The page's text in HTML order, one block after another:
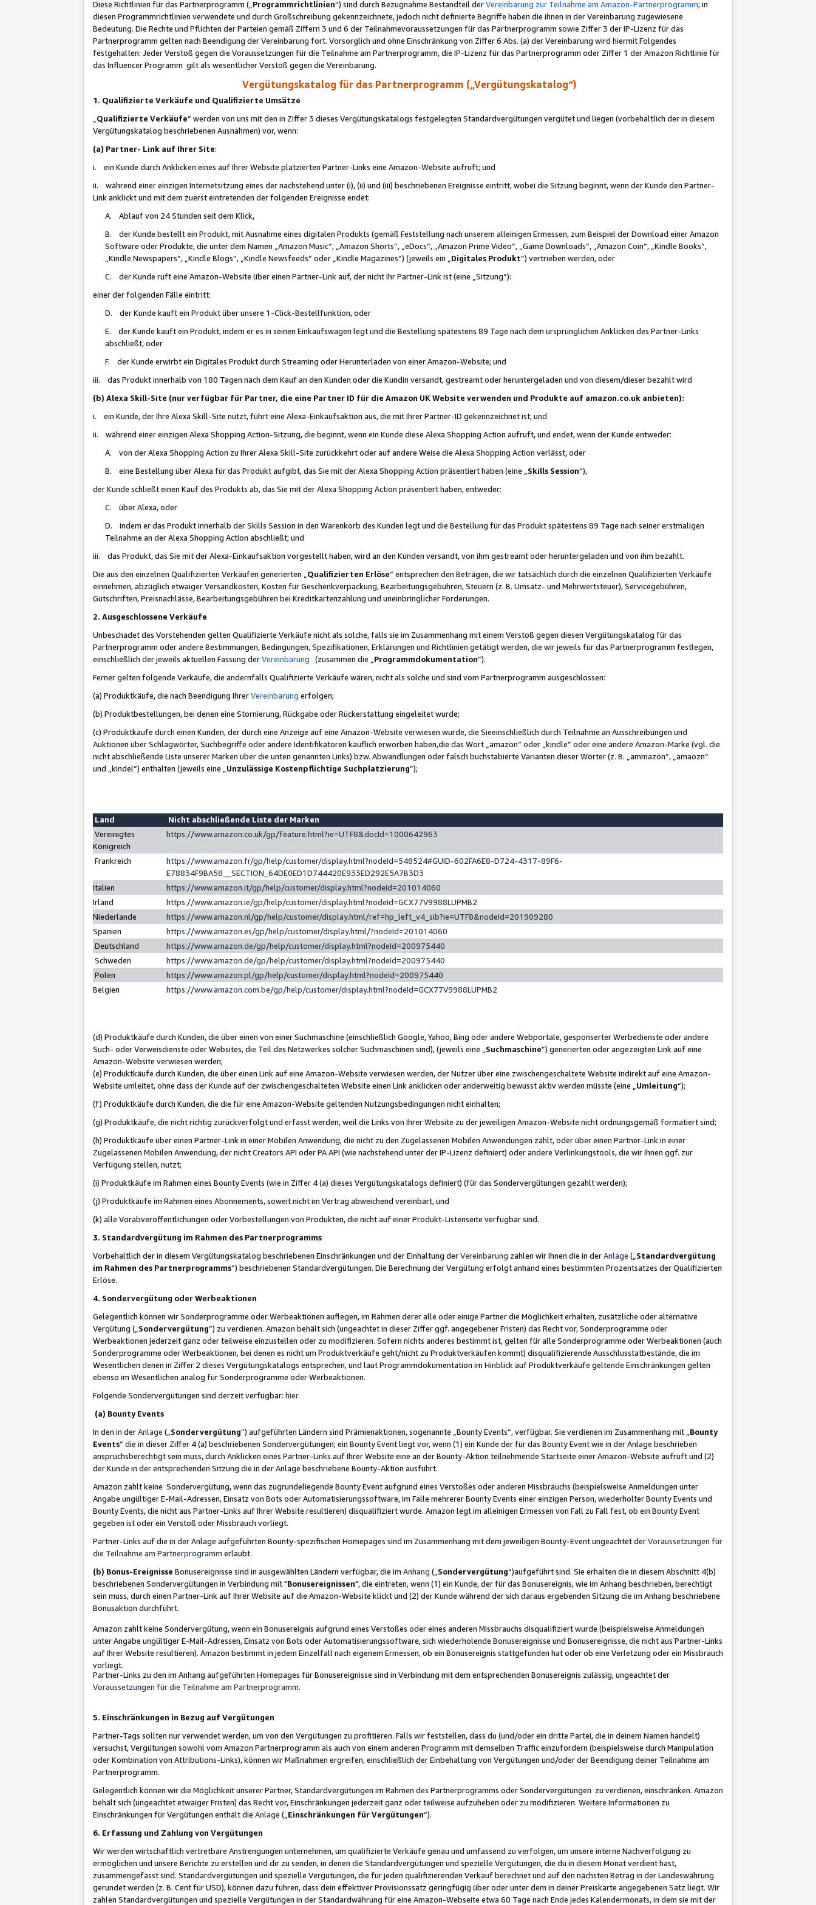
Diese Richtlinien für das Partnerprogramm („Programmrichtlinien“) sind durch Bezugnahme Bestandteil derVereinbarung zur Teilnahme am Amazon-Partnerprogramm; in
diesen Programmrichtlinien verwendete und durch Großschreibung gekennzeichnete, jedoch nicht definierte Begriffe haben die ihnen in der Vereinbarung zugewiesene
Bedeutung. Die Rechte und Pflichten der Parteien gemäß Ziffern 3 und 6 der Teilnahmevoraussetzungen für das Partnerprogramm sowie Ziffer 3 der IP-Lizenz für das
Partnerprogramm gelten nach Beendigung der Vereinbarung fort. Vorsorglich und ohne Einschränkung von Ziffer 6 Abs. (a) der Vereinbarung wird hiermit Folgendes
festgehalten: Jeder Verstoß gegen die Voraussetzungen für die Teilnahme am Partnerprogramm, die IP-Lizenz für das Partnerprogramm oder Ziffer 1 der Amazon Richtlinie für
das Influencer Programm gilt als wesentlicher Verstoß gegen die Vereinbarung.
Vergütungskatalog für das Partnerprogramm („Vergütungskatalog“)
1. Qualifizierte Verkäufe und Qualifizierte Umsätze
Qualifizierte Verkäufe“ werden von uns mit den in Ziffer 3 dieses Vergütungskatalogs festgelegten Standardvergütungen vergütet und liegen (vorbehaltlich der in diesem
Vergütungskatalog beschriebenen Ausnahmen) vor, wenn:
(a) Partner- Link auf Ihrer Site:
i. ein Kunde durch Anklicken eines auf Ihrer Website platzierten Partner-Links eine Amazon-Website aufruft; und
ii. während einer einzigen Internetsitzung eines der nachstehend unter (i), (ii) und (iii) beschriebenen Ereignisse eintritt, wobei die Sitzung beginnt, wenn der Kunde den Partner-
Link anklickt und mit dem zuerst eintretenden der folgenden Ereignisse endet:
A. Ablauf von 24 Stunden seit dem Klick,
B. der Kunde bestellt ein Produkt, mit Ausnahme eines digitalen Produkts (gemäß Feststellung nach unserem alleinigen Ermessen, zum Beispiel der Download einer Amazon
Software oder Produkte, die unter dem Namen „Amazon Music“, „Amazon Shorts“, „eDocs“, „Amazon Prime Video“, „Game Downloads“, „Amazon Coin“, „Kindle Books“,
„Kindle Newspapers“, „Kindle Blogs“, „Kindle Newsfeeds“ oder „Kindle Magazines“) (jeweils ein „ Digitales Produkt“) vertrieben werden, oder
C. der Kunde ruft eine Amazon-Website über einen Partner-Link auf, der nicht Ihr Partner-Link ist (eine „Sitzung“):
einer der folgenden Fälle eintritt:
D. der Kunde kauft ein Produkt über unsere 1-Click-Bestellfunktion, oder
E. der Kunde kauft ein Produkt, indem er es in seinen Einkaufswagen legt und die Bestellung spätestens 89 Tage nach dem ursprünglichen Anklicken des Partner-Links
abschließt, oder
F. der Kunde erwirbt ein Digitales Produkt durch Streaming oder Herunterladen von einer Amazon-Website; und
iii. das Produkt innerhalb von 180 Tagen nach dem Kauf an den Kunden oder die Kundin versandt, gestreamt oder heruntergeladen und von diesem/dieser bezahlt wird
(b) Alexa Skill-Site (nur verfügbar für Partner, die eine Partner ID für die Amazon UK Website verwenden und Produkte auf amazon.co.uk anbieten):
i. ein Kunde, der Ihre Alexa Skill-Site nutzt, führt eine Alexa-Einkaufsaktion aus, die mit Ihrer Partner-ID gekennzeichnet ist; und
ii. während einer einzigen Alexa Shopping Action-Sitzung, die beginnt, wenn ein Kunde diese Alexa Shopping Action aufruft, und endet, wenn der Kunde entweder:
A. von der Alexa Shopping Action zu Ihrer Alexa Skill-Site zurückkehrt oder auf andere Weise die Alexa Shopping Action verlässt, oder
B. eine Bestellung über Alexa für das Produkt aufgibt, das Sie mit der Alexa Shopping Action präsentiert haben (eine „ Skills Session“),
der Kunde schließt einen Kauf des Produkts ab, das Sie mit der Alexa Shopping Action präsentiert haben, entweder:
C. über Alexa, oder
D. indem er das Produkt innerhalb der Skills Session in den Warenkorb des Kunden legt und die Bestellung für das Produkt spätestens 89 Tage nach seiner erstmaligen
Teilnahme an der Alexa Shopping Action abschließt; und
iii. das Produkt, das Sie mit der Alexa-Einkaufsaktion vorgestellt haben, wird an den Kunden versandt, von ihm gestreamt oder heruntergeladen und von ihm bezahlt.
Die aus den einzelnen Qualifizierten Verkäufen generierten „ Qualifizierten Erlöse“ entsprechen den Beträgen, die wir tatsächlich durch die einzelnen Qualifizierten Verkäufe
einnehmen, abzüglich etwaiger Versandkosten, Kosten für Geschenkverpackung, Bearbeitungsgebühren, Steuern (z. B. Umsatz- und Mehrwertsteuer), Servicegebühren,
Gutschriften, Preisnachlässe, Bearbeitungsgebühren bei Kreditkartenzahlung und uneinbringlicher Forderungen.
2. Ausgeschlossene Verkäufe
Unbeschadet des Vorstehenden gelten Qualifizierte Verkäufe nicht als solche, falls sie im Zusammenhang mit einem Verstoß gegen diesen Vergütungskatalog für das
Partnerprogramm oder andere Bestimmungen, Bedingungen, Spezifikationen, Erklärungen und Richtlinien getätigt werden, die wir jeweils für das Partnerprogramm festlegen,
einschließlich der jeweils aktuellen Fassung derVereinbarung (zusammen die „ Programmdokumentation“).
Ferner gelten folgende Verkäufe, die andernfalls Qualifizierte Verkäufe wären, nicht als solche und sind vom Partnerprogramm ausgeschlossen:
(a) Produktkäufe, die nach Beendigung IhrerVereinbarung erfolgen;
(b) Produktbestellungen, bei denen eine Stornierung, Rückgabe oder Rückerstattung eingeleitet wurde;
(c) Produktkäufe durch einen Kunden, der durch eine Anzeige auf eine Amazon-Website verwiesen wurde, die Sieeinschließlich durch Teilnahme an Ausschreibungen und
Auktionen über Schlagwörter, Suchbegriffe oder andere Identifikatoren käuflich erworben haben,die das Wort „amazon“ oder „kindle“ oder eine andere Amazon-Marke (vgl. die
nicht abschließende Liste unserer Marken über die unten genannten Links) bzw. Abwandlungen oder falsch buchstabierte Varianten dieser Wörter (z. B. „ammazon“, „amaozn“
und „kindel“) enthalten (jeweils eine „ Unzulässige Kostenpflichtige Suchplatzierung”);
Land
Nicht abschließende Liste der Marken
Vereinigtes
Königreich
https://www.amazon.co.uk/gp/feature.html?ie=UTF8&docId=1000642963
Frankreich
https://www.amazon.fr/gp/help/customer/display.html?nodeId=548524#GUID-602FA6E8-D724-4317-89F6-
E78834F9BA58__SECTION_64DE0ED1D744420E933ED292E5A7B3D3
Italien
https://www.amazon.it/gp/help/customer/display.html?nodeId=201014060
Irland
https://www.amazon.ie/gp/help/customer/display.html?nodeId=GCX77V9988LUPMB2
Niederlande
https://www.amazon.nl/gp/help/customer/display.html/ref=hp_left_v4_sib?ie=UTF8&nodeId=201909280
Spanien
https://www.amazon.es/gp/help/customer/display.html/?nodeId=201014060
Deutschland
https://www.amazon.de/gp/help/customer/display.html?nodeId=200975440
Schweden
https://www.amazon.de/gp/help/customer/display.html?nodeId=200975440
Polen
https://www.amazon.pl/gp/help/customer/display.html?nodeId=200975440
Belgien
https://www.amazon.com.be/gp/help/customer/display.html?nodeId=GCX77V9988LUPMB2
(d) Produktkäufe durch Kunden, die über einen von einer Suchmaschine (einschließlich Google, Yahoo, Bing oder andere Webportale, gesponserter Werbedienste oder andere
Such- oder Verweisdienste oder Websites, die Teil des Netzwerkes solcher Suchmaschinen sind), (jeweils eine „ Suchmaschine“) generierten oder angezeigten Link auf eine
Amazon-Website verwiesen werden;
(e) Produktkäufe durch Kunden, die über einen Link auf eine Amazon-Website verwiesen werden, der Nutzer über eine zwischengeschaltete Website indirekt auf eine Amazon-
Website umleitet, ohne dass der Kunde auf der zwischengeschalteten Website einen Link anklicken oder anderweitig bewusst aktiv werden müsste (eine „ Umleitung“);
(f) Produktkäufe durch Kunden, die die für eine Amazon-Website geltenden Nutzungsbedingungen nicht einhalten;
(g) Produktkäufe, die nicht richtig zurückverfolgt und erfasst werden, weil die Links von Ihrer Website zu der jeweiligen Amazon-Website nicht ordnungsgemäß formatiert sind;
(h) Produktkäufe über einen Partner-Link in einer Mobilen Anwendung, die nicht zu den Zugelassenen Mobilen Anwendungen zählt, oder über einen Partner-Link in einer
Zugelassenen Mobilen Anwendung, der nicht Creators API oder PA API (wie nachstehend unter der IP-Lizenz definiert) oder andere Verlinkungstools, die wir Ihnen ggf. zur
Verfügung stellen, nutzt;
(i) Produktkäufe im Rahmen eines Bounty Events (wie in Ziffer 4 (a) dieses Vergütungskatalogs definiert) (für das Sondervergütungen gezahlt werden);
(j) Produktkäufe im Rahmen eines Abonnements, soweit nicht im Vertrag abweichend vereinbart, und
(k) alle Vorabveröffentlichungen oder Vorbestellungen von Produkten, die nicht auf einer Produkt-Listenseite verfügbar sind.
3. Standardvergütung im Rahmen des Partnerprogramms
Vorbehaltlich der in diesem Vergütungskatalog beschriebenen Einschränkungen und der Einhaltung derVereinbarung zahlen wir Ihnen die in derAnlage („ Standardvergütung
im Rahmen des Partnerprogramms“) beschriebenen Standardvergütungen. Die Berechnung der Vergütung erfolgt anhand eines bestimmten Prozentsatzes der Qualifizierten
Erlöse.
4. Sondervergütung oder Werbeaktionen
Gelegentlich können wir Sonderprogramme oder Werbeaktionen auflegen, im Rahmen derer alle oder einige Partner die Möglichkeit erhalten, zusätzliche oder alternative
Vergütung („ Sondervergütung”) zu verdienen. Amazon behält sich (ungeachtet in dieser Ziffer ggf. angegebener Fristen) das Recht vor, Sonderprogramme oder
Werbeaktionen jederzeit ganz oder teilweise einzustellen oder zu modifizieren. Sofern nichts anderes bestimmt ist, gelten für alle Sonderprogramme oder Werbeaktionen (auch
Sonderprogramme oder Werbeaktionen, bei denen es nicht um Produktverkäufe geht/nicht zu Produktverkäufen kommt) disqualifizierende Ausschlusstatbestände, die im
Wesentlichen denen in Ziffer 2 dieses Vergütungskatalogs entsprechen, und laut Programmdokumentation im Hinblick auf Produktverkäufe geltende Einschränkungen gelten
ebenso im Wesentlichen analog für Sonderprogramme oder Werbeaktionen.
Folgende Sondervergütungen sind derzeit verfügbar: hier.
(a) Bounty Events
In den in derAnlage („ Sondervergütung“) aufgeführten Ländern sind Prämienaktionen, sogenannte „Bounty Events“, verfügbar. Sie verdienen im Zusammenhang mit „ Bounty
Events“ die in dieser Ziffer 4 (a) beschriebenen Sondervergütungen; ein Bounty Event liegt vor, wenn (1) ein Kunde der für das Bounty Event wie in der Anlage beschrieben
anspruchsberechtigt sein muss, durch Anklicken eines Partner-Links auf Ihrer Website eine an der Bounty-Aktion teilnehmende Startseite einer Amazon-Website aufruft und (2)
der Kunde in der entsprechenden Sitzung die in der Anlage beschriebene Bounty-Aktion ausführt.
Amazon zahlt keine Sondervergütung, wenn das zugrundeliegende Bounty Event aufgrund eines Verstoßes oder anderen Missbrauchs (beispielsweise Anmeldungen unter
Angabe ungültiger E-Mail-Adressen, Einsatz von Bots oder Automatisierungssoftware, im Falle mehrerer Bounty Events einer einzigen Person, wiederholter Bounty Events und
Bounty Events, die nicht aus Partner-Links auf Ihrer Website resultieren) disqualifiziert wurde. Amazon legt im alleinigen Ermessen von Fall zu Fall fest, ob ein Bounty Event
gegeben ist oder ein Verstoß oder Missbrauch vorliegt.
Partner-Links auf die in der Anlage aufgeführten Bounty-spezifischen Homepages sind im Zusammenhang mit dem jeweiligen Bounty-Event ungeachtet derVoraussetzungen für
die Teilnahme am Partnerprogramm erlaubt.
(b) Bonus-Ereignisse Bonusereignisse sind in ausgewählten Ländern verfügbar, die im Anhang („ Sondervergütung“)aufgeführt sind. Sie erhalten die in diesem Abschnitt 4(b)
beschriebenen Sondervergütungen in Verbindung mit "Bonusereignissen", die eintreten, wenn (1) ein Kunde, der für das Bonusereignis, wie im Anhang beschrieben, berechtigt
sein muss, durch einen Partner-Link auf Ihrer Website auf die Amazon-Website klickt und (2) der Kunde während der sich daraus ergebenden Sitzung die im Anhang beschriebene
Bonusaktion durchführt.
Amazon zahlt keine Sondervergütung, wenn ein Bonusereignis aufgrund eines Verstoßes oder eines anderen Missbrauchs disqualifiziert wurde (beispielsweise Anmeldungen
unter Angabe ungültiger E-Mail-Adressen, Einsatz von Bots oder Automatisierungssoftware, sich wiederholende Bonusereignisse und Bonusereignisse, die nicht aus Partner-Links
auf Ihrer Website resultieren). Amazon bestimmt in jedem Einzelfall nach eigenem Ermessen, ob ein Bonusereignis stattgefunden hat oder ob eine Verletzung oder ein Missbrauch
vorliegt.
Partner-Links zu den im Anhang aufgeführten Homepages für Bonusereignisse sind in Verbindung mit dem entsprechenden Bonusereignis zulässig, ungeachtet der
Voraussetzungen für die Teilnahme am Partnerprogramm.
5. Einschränkungen in Bezug auf Vergütungen
Partner-Tags sollten nur verwendet werden, um von den Vergütungen zu profitieren. Falls wir feststellen, dass du (und/oder ein dritte Partei, die in deinem Namen handelt)
versuchst, Vergütungen sowohl vom Amazon Partnerprogramm als auch von einem anderen Programm mit demselben Traffic einzufordern (beispielsweise durch Manipulation
oder Kombination von Attributions-Links), können wir Maßnahmen ergreifen, einschließlich der Einbehaltung von Vergütungen und/oder der Beendigung deiner Teilnahme am
Partnerprogramm.
Gelegentlich können wir die Möglichkeit unserer Partner, Standardvergütungen im Rahmen des Partnerprogramms oder Sondervergütungen zu verdienen, einschränken. Amazon
behält sich (ungeachtet etwaiger Fristen) das Recht vor, Einschränkungen jederzeit ganz oder teilweise aufzuheben oder zu modifizieren. Weitere Informationen zu
Einschränkungen für Vergütungen enthält die Anlage („ Einschränkungen für Vergütungen“).
6. Erfassung und Zahlung von Vergütungen
Wir werden wirtschaftlich vertretbare Anstrengungen unternehmen, um qualifizierte Verkäufe genau und umfassend zu verfolgen, um unsere interne Nachverfolgung zu
ermöglichen und unsere Berichte zu erstellen und dir zu senden, in denen die Standardvergütungen und spezielle Vergütungen, die du in diesem Monat verdient hast,
zusammengefasst sind. Standardvergütungen und spezielle Vergütungen, die für jeden qualifizierenden Verkauf berechnet und auf den nächsten Betrag in der Landeswährung
gerundet werden (z. B. Cent für USD), können dazu führen, dass dein effektiver Provisionssatz geringfügig über oder unter dem in deiner Preiskarte angegebenen Satz liegt. Wir
zahlen Standardvergütungen und spezielle Vergütungen in der Standardwährung für eine Amazon-Webseite etwa 60 Tage nach Ende jedes Kalendermonats, in dem sie mit der